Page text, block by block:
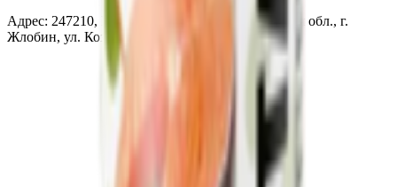
Адрес: 247210, Республика Беларусь, Гомельская обл., г.
Жлобин, ул. Козлова 2-А